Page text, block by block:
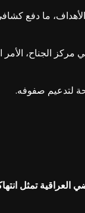
ما دفع
الجناح، الأمر
لتدعيم صفوفه.
تمثل